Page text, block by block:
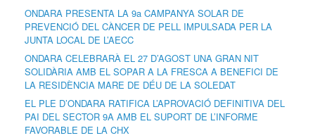
ONDARA PRESENTA LA 9a CAMPANYA SOLAR DE
PREVENCIÓ DEL CÀNCER DE PELL IMPULSADA PER LA
JUNTA LOCAL DE L’AECC
ONDARA CELEBRARÀ EL 27 D’AGOST UNA GRAN NIT
SOLIDÀRIA AMB EL SOPAR A LA FRESCA A BENEFICI DE
LA RESIDÈNCIA MARE DE DÉU DE LA SOLEDAT
EL PLE D’ONDARA RATIFICA L’APROVACIÓ DEFINITIVA DEL
PAI DEL SECTOR 9A AMB EL SUPORT DE L’INFORME
FAVORABLE DE LA CHX